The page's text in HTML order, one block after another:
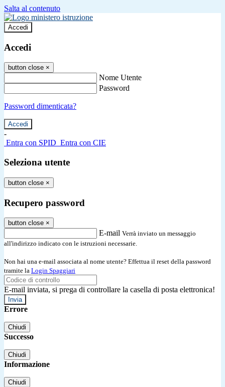
Salta al contenuto
Accedi
Accedi
button close ×
Nome Utente
Password
Password dimenticata?
-
Entra con SPID Entra con CIE
Seleziona utente
button close ×
Recupero password
button close ×
E-mail Verrà inviato un messaggio
all'indirizzo indicato con le istruzioni necessarie.
Non hai una e-mail associata al nome utente? Effettua il reset della password
tramite la Login Spaggiari
E-mail inviata, si prega di controllare la casella di posta elettronica!
Errore
Chiudi
Successo
Chiudi
Informazione
Chiudi